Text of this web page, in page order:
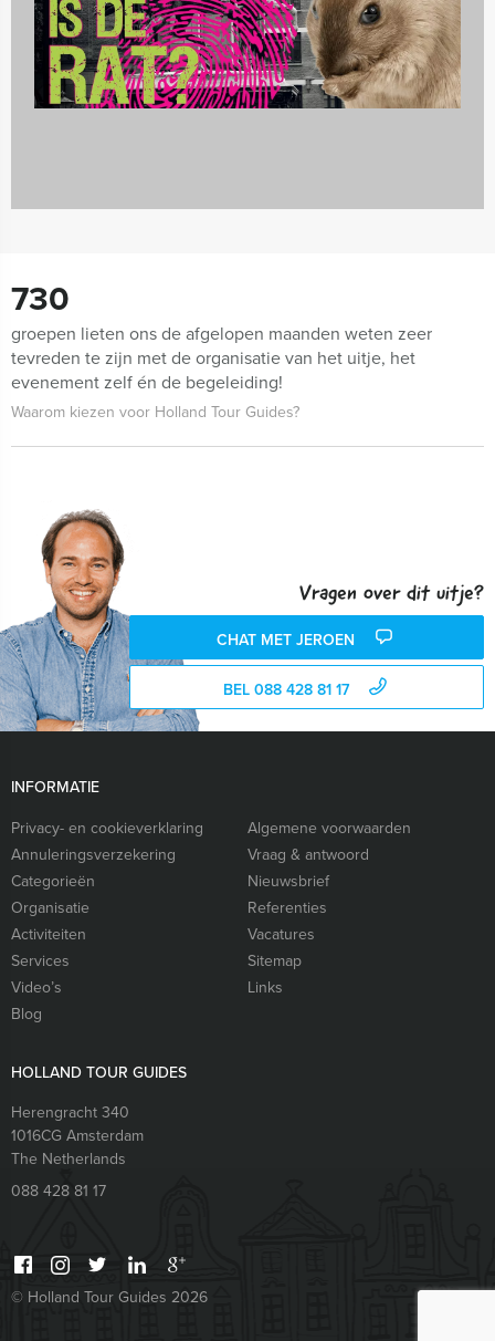
Spelprogramma's
1688 uitjes
730
groepen lieten ons de afgelopen maanden weten zeer
tevreden te zijn met de organisatie van het uitje, het
evenement zelf én de begeleiding!
Waarom kiezen voor Holland Tour Guides?
Vragen over dit uitje?
CHAT MET JEROEN
BEL 088 428 81 17
INFORMATIE
Privacy- en cookieverklaring
Algemene voorwaarden
Annuleringsverzekering
Vraag & antwoord
Categorieën
Nieuwsbrief
Organisatie
Referenties
Activiteiten
Vacatures
Services
Sitemap
Video’s
Links
Blog
HOLLAND TOUR GUIDES
Herengracht 340
1016CG Amsterdam
The Netherlands
088 428 81 17
© Holland Tour Guides 2026